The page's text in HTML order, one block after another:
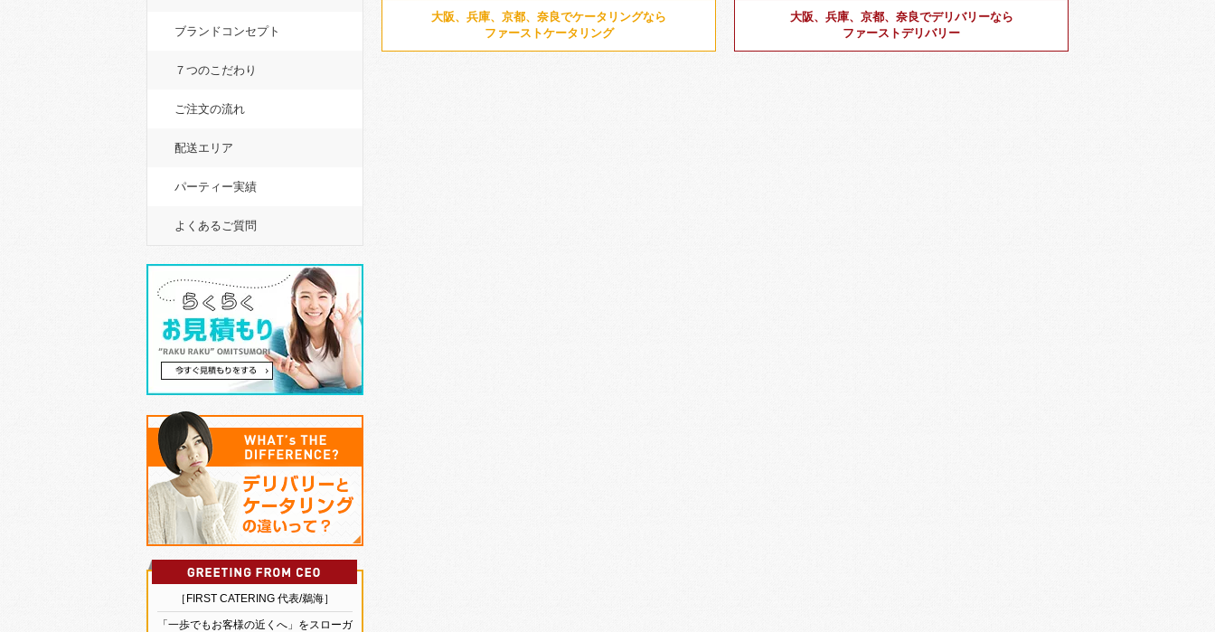
大阪、兵庫、京都、奈良でケータリングなら
ファーストケータリング
大阪、兵庫、京都、奈良でデリバリーなら
ファーストデリバリー
ブランドコンセプト
７つのこだわり
ご注文の流れ
配送エリア
パーティー実績
よくあるご質問
［FIRST CATERING 代表/鵜海］
「一歩でもお客様の近くへ」をスローガ